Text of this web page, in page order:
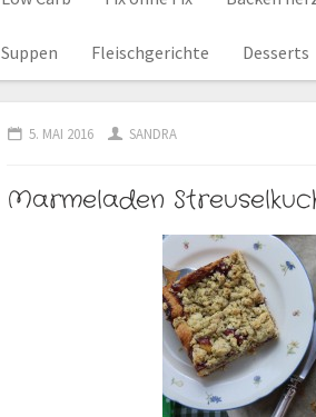
Suppen Fleischgerichte Desserts
5. MAI 2016 SANDRA
Marmeladen